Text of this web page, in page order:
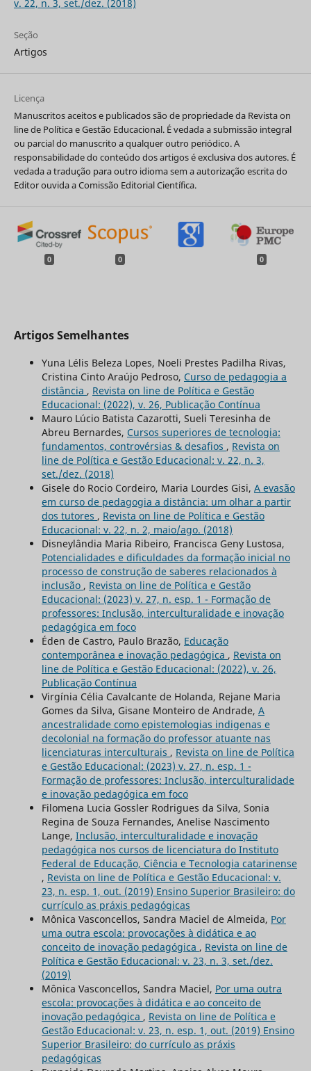
v. 22, n. 3, set./dez. (2018)
Seção
Artigos
Licença
Manuscritos aceitos e publicados são de propriedade da Revista on
line de Política e Gestão Educacional. É vedada a submissão integral
ou parcial do manuscrito a qualquer outro periódico. A
responsabilidade do conteúdo dos artigos é exclusiva dos autores. É
vedada a tradução para outro idioma sem a autorização escrita do
Editor ouvida a Comissão Editorial Científica.
0 0 0
Artigos Semelhantes
Yuna Lélis Beleza Lopes, Noeli Prestes Padilha Rivas,
Cristina Cinto Araújo Pedroso, Curso de pedagogia a
distância , Revista on line de Política e Gestão
Educacional: (2022), v. 26, Publicação Contínua
Mauro Lúcio Batista Cazarotti, Sueli Teresinha de
Abreu Bernardes, Cursos superiores de tecnologia:
fundamentos, controvérsias & desafios , Revista on
line de Política e Gestão Educacional: v. 22, n. 3,
set./dez. (2018)
Gisele do Rocio Cordeiro, Maria Lourdes Gisi, A evasão
em curso de pedagogia a distância: um olhar a partir
dos tutores , Revista on line de Política e Gestão
Educacional: v. 22, n. 2, maio/ago. (2018)
Disneylândia Maria Ribeiro, Francisca Geny Lustosa,
Potencialidades e dificuldades da formação inicial no
processo de construção de saberes relacionados à
inclusão , Revista on line de Política e Gestão
Educacional: (2023) v. 27, n. esp. 1 - Formação de
professores: Inclusão, interculturalidade e inovação
pedagógica em foco
Éden de Castro, Paulo Brazão, Educação
contemporânea e inovação pedagógica , Revista on
line de Política e Gestão Educacional: (2022), v. 26,
Publicação Contínua
Virgínia Célia Cavalcante de Holanda, Rejane Maria
Gomes da Silva, Gisane Monteiro de Andrade, A
ancestralidade como epistemologias indigenas e
decolonial na formação do professor atuante nas
licenciaturas interculturais , Revista on line de Política
e Gestão Educacional: (2023) v. 27, n. esp. 1 -
Formação de professores: Inclusão, interculturalidade
e inovação pedagógica em foco
Filomena Lucia Gossler Rodrigues da Silva, Sonia
Regina de Souza Fernandes, Anelise Nascimento
Lange, Inclusão, interculturalidade e inovação
pedagógica nos cursos de licenciatura do Instituto
Federal de Educação, Ciência e Tecnologia catarinense
, Revista on line de Política e Gestão Educacional: v.
23, n. esp. 1, out. (2019) Ensino Superior Brasileiro: do
currículo as práxis pedagógicas
Mônica Vasconcellos, Sandra Maciel de Almeida, Por
uma outra escola: provocações à didática e ao
conceito de inovação pedagógica , Revista on line de
Política e Gestão Educacional: v. 23, n. 3, set./dez.
(2019)
Mônica Vasconcellos, Sandra Maciel, Por uma outra
escola: provocações à didática e ao conceito de
inovação pedagógica , Revista on line de Política e
Gestão Educacional: v. 23, n. esp. 1, out. (2019) Ensino
Superior Brasileiro: do currículo as práxis
pedagógicas